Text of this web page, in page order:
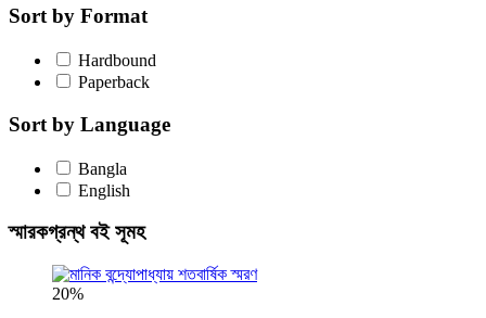
Sort by Format
Hardbound
Paperback
Sort by Language
Bangla
English
স্মারকগ্রন্থ বই সূমহ
20%